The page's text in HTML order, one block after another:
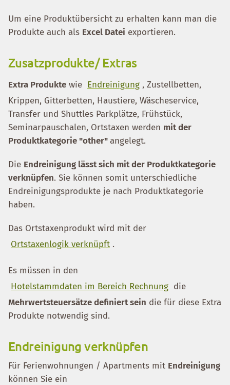
Um eine Produktübersicht zu erhalten kann man die
Produkte auch als Excel Datei exportieren.
Zusatzprodukte/ Extras
Extra Produkte wie Endreinigung , Zustellbetten,
Krippen, Gitterbetten, Haustiere, Wäscheservice,
Transfer und Shuttles Parkplätze, Frühstück,
Seminarpauschalen, Ortstaxen werden mit der
Produktkategorie "other"angelegt.
Die Endreinigung lässt sich mit der Produktkategorie
verknüpfen. Sie können somit unterschiedliche
Endreinigungsprodukte je nach Produktkategorie
haben.
Das Ortstaxenprodukt wird mit der
Ortstaxenlogik verknüpft .
Es müssen in den
Hotelstammdaten im Bereich Rechnung die
Mehrwertsteuersätze definiert sein die für diese Extra
Produkte notwendig sind.
Endreinigung verknüpfen
Für Ferienwohnungen / Apartments mit Endreinigung
können Sie ein